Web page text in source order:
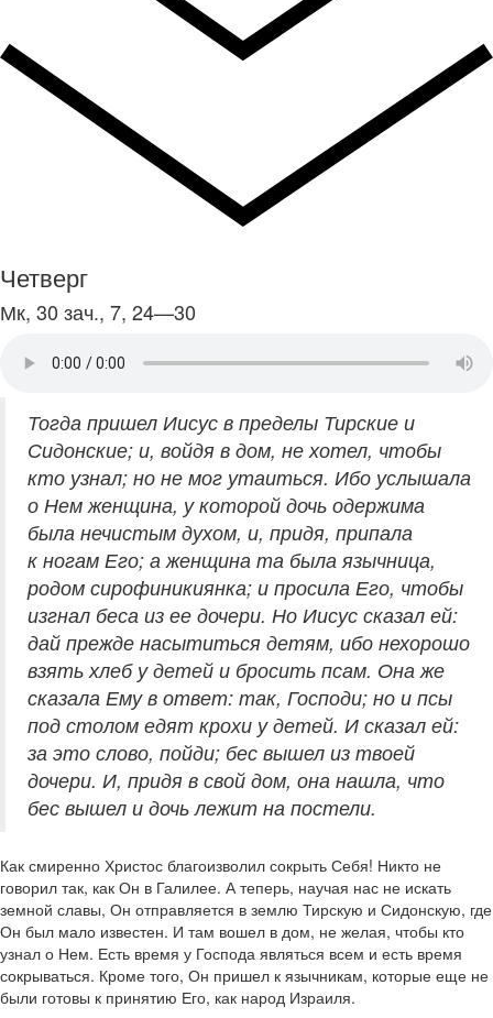
Четверг
Мк, 30 зач., 7, 24—30
Тогда пришел Иисус в пределы Тирские и
Сидонские; и, войдя в дом, не хотел, чтобы
кто узнал; но не мог утаиться. Ибо услышала
о Нем женщина, у которой дочь одержима
была нечистым духом, и, придя, припала
к ногам Его; а женщина та была язычница,
родом сирофиникиянка; и просила Его, чтобы
изгнал беса из ее дочери. Но Иисус сказал ей:
дай прежде насытиться детям, ибо нехорошо
взять хлеб у детей и бросить псам. Она же
сказала Ему в ответ: так, Господи; но и псы
под столом едят крохи у детей. И сказал ей:
за это слово, пойди; бес вышел из твоей
дочери. И, придя в свой дом, она нашла, что
бес вышел и дочь лежит на постели.
Как смиренно Христос благоизволил сокрыть Себя! Никто не
говорил так, как Он в Галилее. А теперь, научая нас не искать
земной славы, Он отправляется в землю Тирскую и Сидонскую, где
Он был мало известен. И там вошел в дом, не желая, чтобы кто
узнал о Нем. Есть время у Господа являться всем и есть время
сокрываться. Кроме того, Он пришел к язычникам, которые еще не
были готовы к принятию Его, как народ Израиля.